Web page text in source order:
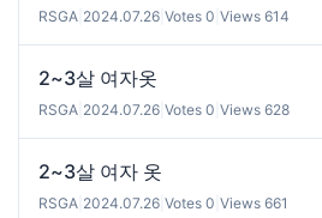
RSGA 2024.07.26 Votes 0 Views 614
2~3살 여자옷
RSGA 2024.07.26 Votes 0 Views 628
2~3살 여자 옷
RSGA 2024.07.26 Votes 0 Views 661